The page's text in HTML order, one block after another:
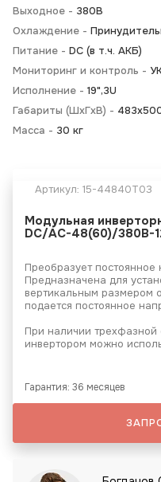
Выходное - 380В
Охлаждение -
Питание - DC (в т.ч. АКБ)
Мониторинг и контроль -
Исполнение - 19",3U
Габариты (ШхГхВ) -
Масса - 30 кг
Артикул: 15-44840T03
Модульная
DC/AC-48(60)/380B-
Преобразует
Предназначена для
вертикальным размером
подается постоянное
При наличии
инвертором можно
Гарантия: 36 месяцев